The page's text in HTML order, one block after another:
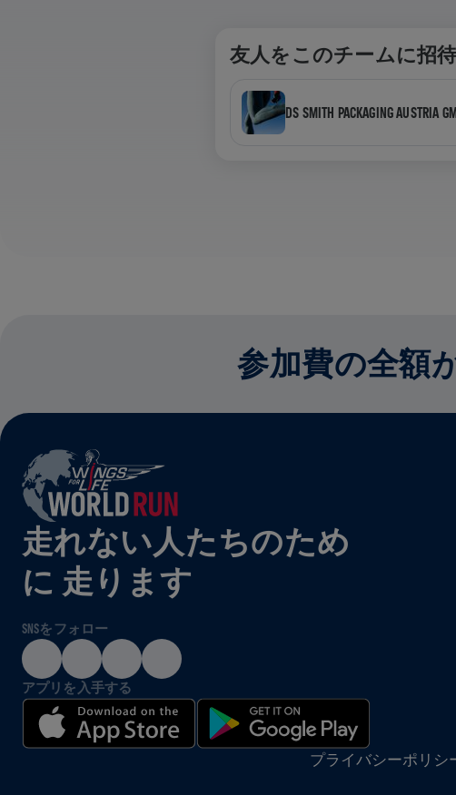
友人をこのチームに招待
DS SMITH PACKAGING AUSTRIA
参加費の全額
走れない人たちのため
に 走ります
SNSをフォロー
アプリを入手する
プライバシーポリシ